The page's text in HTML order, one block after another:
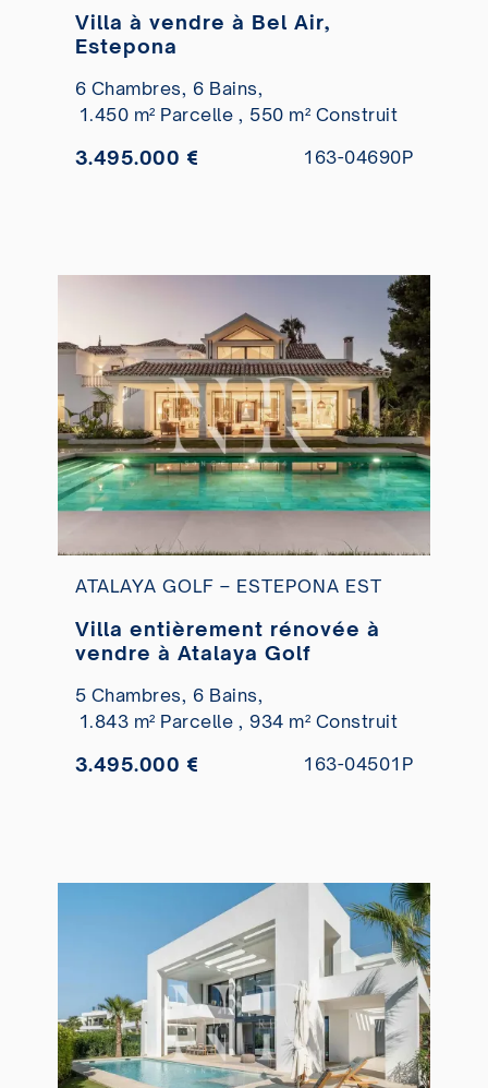
Villa à vendre à Bel Air,
Estepona
6 Chambres, 6 Bains,
1.450 m² Parcelle , 550 m² Construit
3.495.000 € 163-04690P
ATALAYA GOLF – ESTEPONA EST
Villa entièrement rénovée à
vendre à Atalaya Golf
5 Chambres, 6 Bains,
1.843 m² Parcelle , 934 m² Construit
3.495.000 € 163-04501P